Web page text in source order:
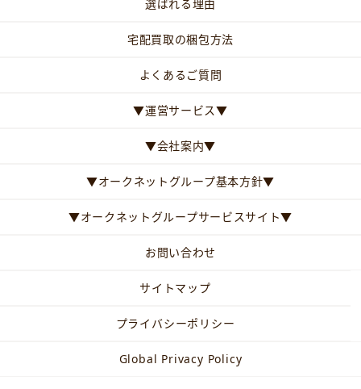
選ばれる理由
宅配買取の梱包方法
よくあるご質問
▼運営サービス▼
▼会社案内▼
▼オークネットグループ基本方針▼
▼オークネットグループサービスサイト▼
お問い合わせ
サイトマップ
プライバシーポリシー
Global Privacy Policy